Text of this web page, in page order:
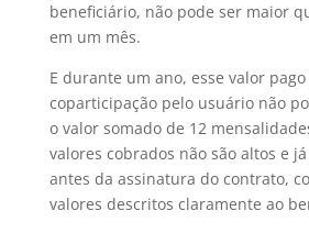
beneficiário, não pode ser maior
em um mês.
E durante um ano, esse valor
coparticipação pelo usuário não
o valor somado de 12
valores cobrados não são altos e
antes da assinatura do contrato,
valores descritos claramente ao